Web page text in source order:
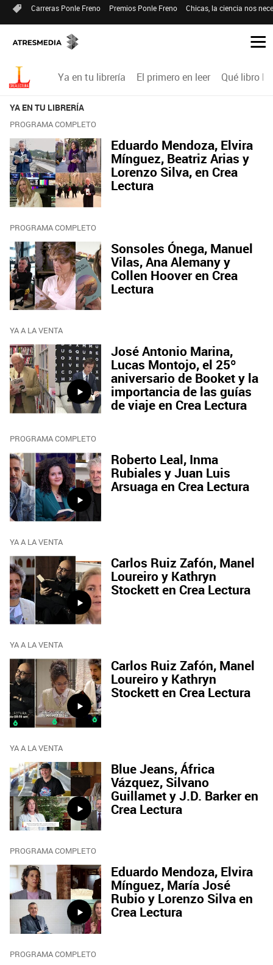
Carreras Ponle Freno Premios Ponle Freno Chicas, la ciencia nos
Ya en tu librería El primero en leer Qué libro
YA EN TU LIBRERÍA
PROGRAMA COMPLETO
Eduardo Mendoza, Elvira
Mínguez, Beatriz Arias y
Lorenzo Silva, en Crea
Lectura
PROGRAMA COMPLETO
Sonsoles Ónega, Manuel
Vilas, Ana Alemany y
Collen Hoover en Crea
Lectura
YA A LA VENTA
José Antonio Marina,
Lucas Montojo, el 25º
aniversario de Booket y la
importancia de las guías
de viaje en Crea Lectura
PROGRAMA COMPLETO
Roberto Leal, Inma
Rubiales y Juan Luis
Arsuaga en Crea Lectura
YA A LA VENTA
Carlos Ruiz Zafón, Manel
Loureiro y Kathryn
Stockett en Crea Lectura
YA A LA VENTA
Carlos Ruiz Zafón, Manel
Loureiro y Kathryn
Stockett en Crea Lectura
YA A LA VENTA
Blue Jeans, África
Vázquez, Silvano
Guillamet y J.D. Barker en
Crea Lectura
PROGRAMA COMPLETO
Eduardo Mendoza, Elvira
Mínguez, María José
Rubio y Lorenzo Silva en
Crea Lectura
PROGRAMA COMPLETO